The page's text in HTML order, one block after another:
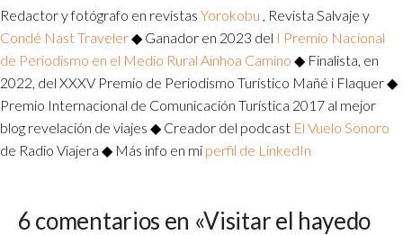
Redactor y fotógrafo en revistas Yorokobu , Revista Salvaje y
Condé Nast Traveler◆ Ganador en 2023 del I Premio Nacional
de Periodismo en el Medio Rural Ainhoa Camino ◆ Finalista, en
2022, del XXXV Premio de Periodismo Turístico Mañé i Flaquer ◆
Premio Internacional de Comunicación Turística 2017 al mejor
blog revelación de viajes ◆ Creador del podcast El Vuelo Sonoro
de Radio Viajera ◆ Más info en mi perfil de LinkedIn
6 comentarios en «Visitar el hayedo